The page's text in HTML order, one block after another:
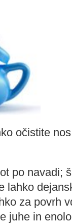
očistite
po navadi;
lahko
za povrh
juhe in